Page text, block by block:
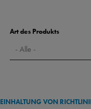
Art des Produkts
EINHALTUNG VON